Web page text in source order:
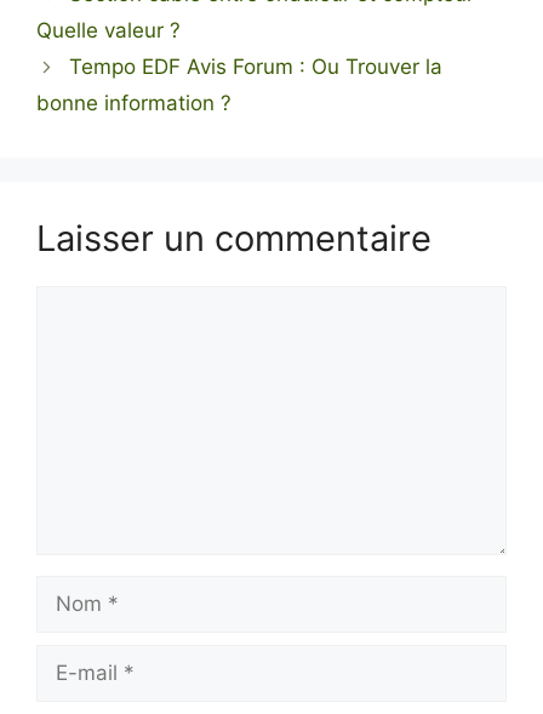
Quelle valeur ?
Tempo EDF Avis Forum : Ou Trouver la
bonne information ?
Laisser un commentaire
Nom